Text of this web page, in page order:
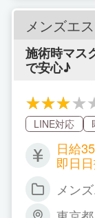
メンズエ
施術時マス
で安心♪
LINE対応
日給
即日
メン